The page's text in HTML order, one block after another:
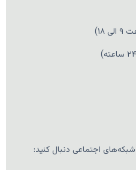
اجتماعی دنبال کنید: